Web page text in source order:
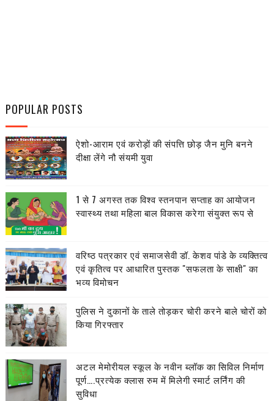
POPULAR POSTS
ऐशो-आराम एवं करोड़ों की संपत्ति छोड़ जैन मुनि बनने
दीक्षा लेंगे नौ संयमी युवा
1 से 7 अगस्त तक विश्व स्तनपान सप्ताह का आयोजन
स्वास्थ्य तथा महिला बाल विकास करेगा संयुक्त रूप से
वरिष्ठ पत्रकार एवं समाजसेवी डॉ. केशव पांडे के व्यक्तित्व
एवं कृतित्व पर आधारित पुस्तक "सफलता के साक्षी" का
भव्य विमोचन
पुलिस ने दुकानों के ताले तोड़कर चोरी करने बाले चोरों को
किया गिरफ्तार
अटल मेमोरीयल स्कूल के नवीन ब्लॉक का सिविल निर्माण
पूर्ण….प्रत्येक क्लास रुम में मिलेगी स्मार्ट लर्निंग की
सुविधा